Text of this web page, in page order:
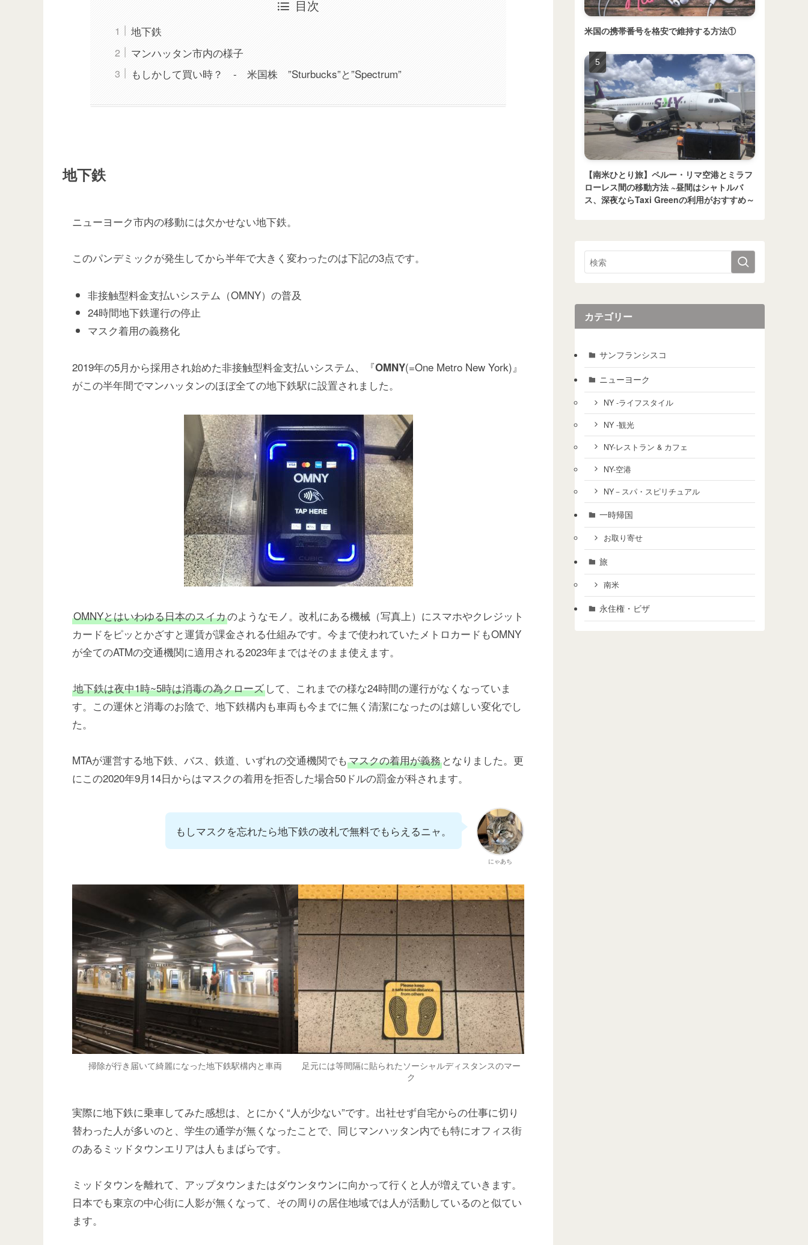
目次
地下鉄
マンハッタン市内の様子
もしかして買い時？ - 米国株 ”Sturbucks”と”Spectrum”
地下鉄
ニューヨーク市内の移動には欠かせない地下鉄。
このパンデミックが発生してから半年で大きく変わったのは下記の3点です。
非接触型料金支払いシステム（OMNY）の普及
24時間地下鉄運行の停止
マスク着用の義務化
2019年の5月から採用され始めた非接触型料金支払いシステム、『OMNY(=One Metro New York)』
がこの半年間でマンハッタンのほぼ全ての地下鉄駅に設置されました。
OMNYとはいわゆる日本のスイカのようなモノ。改札にある機械（写真上）にスマホやクレジット
カードをピッとかざすと運賃が課金される仕組みです。今まで使われていたメトロカードもOMNY
が全てのATMの交通機関に適用される2023年まではそのまま使えます。
地下鉄は夜中1時~5時は消毒の為クローズ して、これまでの様な24時間の運行がなくなっていま
す。この運休と消毒のお陰で、地下鉄構内も車両も今までに無く清潔になったのは嬉しい変化でし
た。
MTAが運営する地下鉄、バス、鉄道、いずれの交通機関でもマスクの着用が義務 となりました。更
にこの2020年9月14日からはマスクの着用を拒否した場合50ドルの罰金が科されます。
にゃあち
もしマスクを忘れたら地下鉄の改札で無料でもらえるニャ。
掃除が行き届いて綺麗になった地下鉄駅構内と車両
足元には等間隔に貼られたソーシャルディスタンスのマー
ク
実際に地下鉄に乗車してみた感想は、とにかく“人が少ない”です。出社せず自宅からの仕事に切り
替わった人が多いのと、学生の通学が無くなったことで、同じマンハッタン内でも特にオフィス街
のあるミッドタウンエリアは人もまばらです。
ミッドタウンを離れて、アップタウンまたはダウンタウンに向かって行くと人が増えていきます。
日本でも東京の中心街に人影が無くなって、その周りの居住地域では人が活動しているのと似てい
ます。
米国の携帯番号を格安で維持する方法①
【南米ひとり旅】ペルー・リマ空港とミラフ
ローレス間の移動方法 ~昼間はシャトルバ
ス、深夜ならTaxi Greenの利用がおすすめ～
カテゴリー
サンフランシスコ
ニューヨーク
NY -ライフスタイル
NY -観光
NY-レストラン & カフェ
NY-空港
NY－スパ・スピリチュアル
一時帰国
お取り寄せ
旅
南米
永住権・ビザ